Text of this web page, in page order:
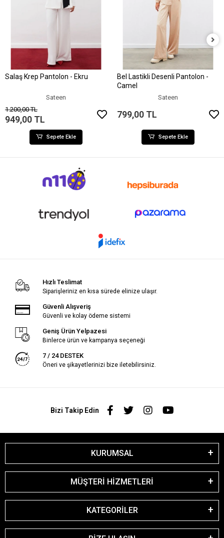
Sepete Ekle
Salaş Krep Pantolon - Ekru
Sateen
1.200,00 TL
949,00 TL
Sepete Ekle
Sepete Ekle
Bel Lastikli Desenli Pantolon -
Camel
Sateen
799,00 TL
Sepete Ekle
Hızlı Teslimat
Siparişleriniz en kısa sürede elinize ulaşır.
Güvenli Alışveriş
Güvenli ve kolay ödeme sistemi
Geniş Ürün Yelpazesi
Binlerce ürün ve kampanya seçeneği
7 / 24 DESTEK
Öneri ve şikayetlerinizi bize iletebilirsiniz.
Bizi Takip Edin
KURUMSAL
MÜŞTERİ HİZMETLERİ
KATEGORİLER